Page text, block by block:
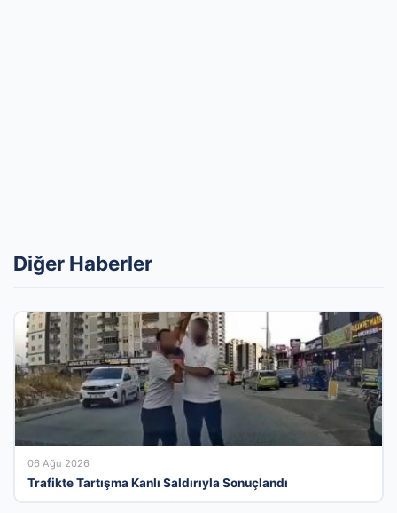
Diğer Haberler
06 Ağu 2026
Trafikte Tartışma Kanlı Saldırıyla Sonuçlandı